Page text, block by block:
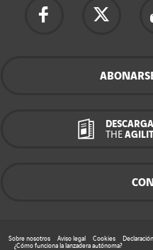
THE
Sobre nosotros Aviso legal Cookies
¿Cómo funciona la lanzadera autónoma?